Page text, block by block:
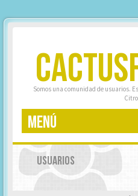
Somos una comunidad de usuarios.
MENÚ
USUARIOS